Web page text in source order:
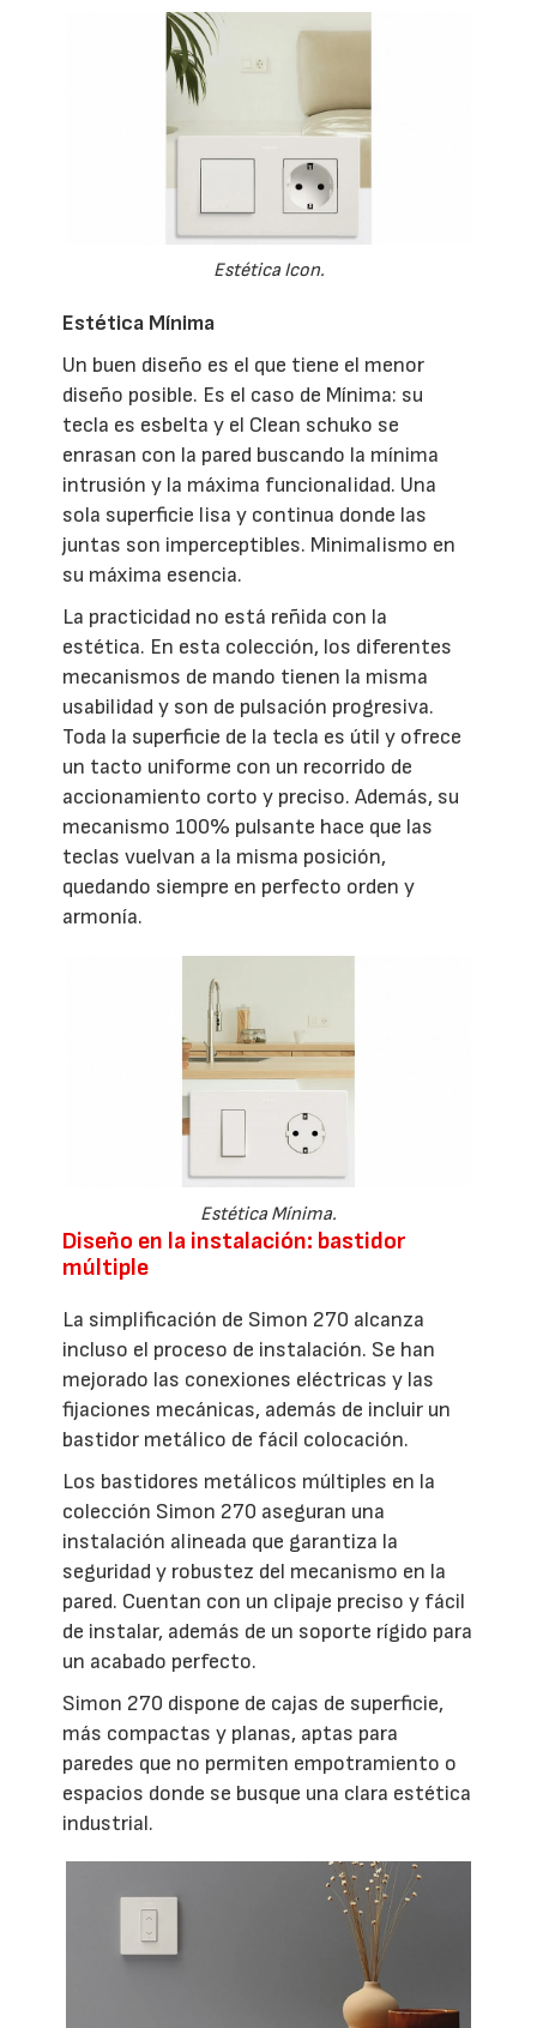
Estética Icon.
Estética Mínima
Un buen diseño es el que tiene el menor
diseño posible. Es el caso de Mínima: su
tecla es esbelta y el Clean schuko se
enrasan con la pared buscando la mínima
intrusión y la máxima funcionalidad. Una
sola superficie lisa y continua donde las
juntas son imperceptibles. Minimalismo en
su máxima esencia.
La practicidad no está reñida con la
estética. En esta colección, los diferentes
mecanismos de mando tienen la misma
usabilidad y son de pulsación progresiva.
Toda la superficie de la tecla es útil y ofrece
un tacto uniforme con un recorrido de
accionamiento corto y preciso. Además, su
mecanismo 100% pulsante hace que las
teclas vuelvan a la misma posición,
quedando siempre en perfecto orden y
armonía.
Estética Mínima.
Diseño en la instalación: bastidor
múltiple
La simplificación de Simon 270 alcanza
incluso el proceso de instalación. Se han
mejorado las conexiones eléctricas y las
fijaciones mecánicas, además de incluir un
bastidor metálico de fácil colocación.
Los bastidores metálicos múltiples en la
colección Simon 270 aseguran una
instalación alineada que garantiza la
seguridad y robustez del mecanismo en la
pared. Cuentan con un clipaje preciso y fácil
de instalar, además de un soporte rígido para
un acabado perfecto.
Simon 270 dispone de cajas de superficie,
más compactas y planas, aptas para
paredes que no permiten empotramiento o
espacios donde se busque una clara estética
industrial.